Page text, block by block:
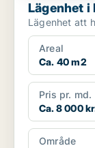
Lägenhet i
Areal
Ca. 40 m2
Pris pr. md.
Ca. 8 000
Område